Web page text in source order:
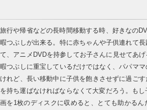
旅行や帰省などの長時間移動する時、好きなの
暇つぶしが出来る。特に赤ちゃんや子供連れて
て、アニメDVDを持参してお子さんに見せてあ
暇つぶしに重宝しているだけではなく、パパママ
けれど、長い移動中に子供を飽きさせずに過ご
を持ち運ばなければならなくて大変だろう。も
画を1枚のディスクに収めると、とても助かるん